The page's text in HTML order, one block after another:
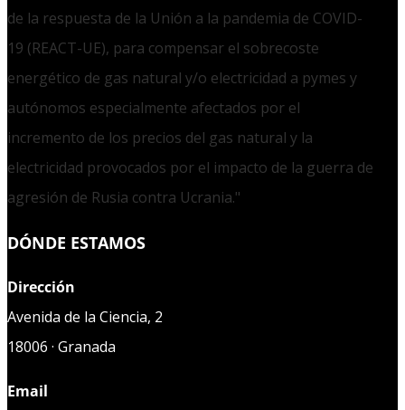
de la respuesta de la Unión a la pandemia de COVID-
19 (REACT-UE), para compensar el sobrecoste
energético de gas natural y/o electricidad a pymes y
autónomos especialmente afectados por el
incremento de los precios del gas natural y la
electricidad provocados por el impacto de la guerra de
agresión de Rusia contra Ucrania."
DÓNDE ESTAMOS
Dirección
Avenida de la Ciencia, 2
18006 · Granada
Email